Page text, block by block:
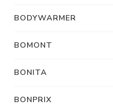
BODYWARMER
BOMONT
BONITA
BONPRIX